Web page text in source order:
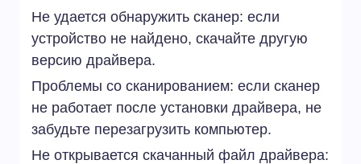
Не удается обнаружить сканер: если
устройство не найдено, скачайте другую
версию драйвера.
Проблемы со сканированием: если сканер
не работает после установки драйвера, не
забудьте перезагрузить компьютер.
Не открывается скачанный файл драйвера: